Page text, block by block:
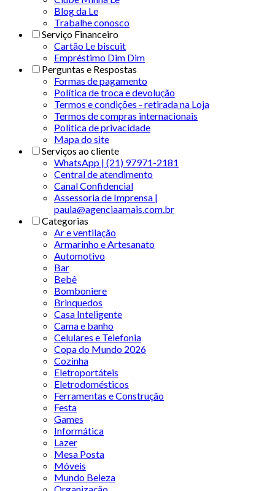
Blog da Le
Trabalhe conosco
Serviço Financeiro
Cartão Le biscuit
Empréstimo Dim Dim
Perguntas e Respostas
Formas de pagamento
Política de troca e devolução
Termos e condições - retirada na Loja
Termos de compras internacionais
Politica de privacidade
Mapa do site
Serviços ao cliente
WhatsApp | (21) 97971-2181
Central de atendimento
Canal Confidencial
Assessoria de Imprensa |
paula@agenciaamais.com.br
Categorias
Ar e ventilação
Armarinho e Artesanato
Automotivo
Bar
Bebê
Bomboniere
Brinquedos
Casa Inteligente
Cama e banho
Celulares e Telefonia
Copa do Mundo 2026
Cozinha
Eletroportáteis
Eletrodomésticos
Ferramentas e Construção
Festa
Games
Informática
Lazer
Mesa Posta
Móveis
Mundo Beleza